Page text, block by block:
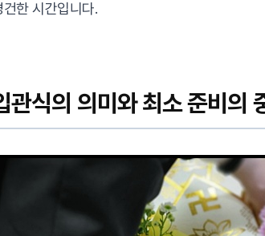
건한 시간입니다.
관식의 의미와 최소 준비의